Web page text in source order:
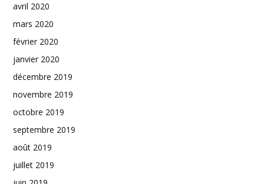
avril 2020
mars 2020
février 2020
janvier 2020
décembre 2019
novembre 2019
octobre 2019
septembre 2019
août 2019
juillet 2019